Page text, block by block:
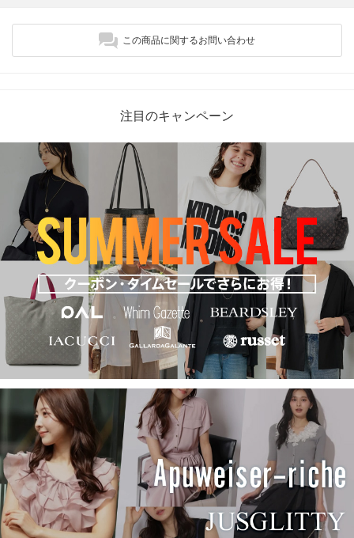
この商品に関するお問い合わせ
注目のキャンペーン